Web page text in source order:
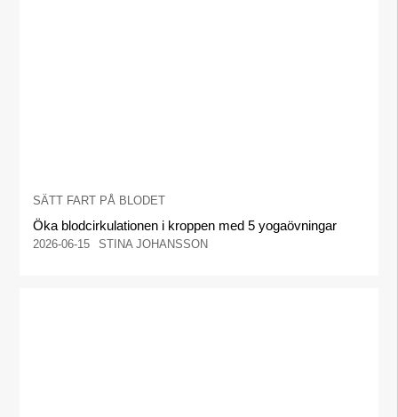
SÄTT FART PÅ BLODET
Öka blodcirkulationen i kroppen med 5 yogaövningar
2026-06-15 STINA JOHANSSON